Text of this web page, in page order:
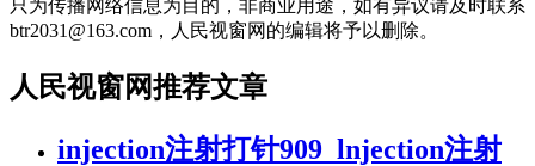
只为传播网络信息为目的，非商业用途，如有异议请及时联系
btr2031@163.com，人民视窗网的编辑将予以删除。
人民视窗网推荐文章
injection注射打针909_lnjection注射